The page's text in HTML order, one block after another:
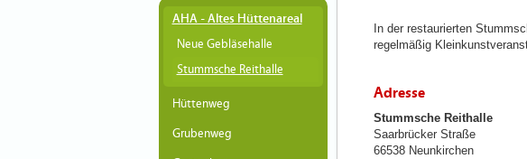
AHA - Altes Hüttenareal
Neue Gebläsehalle
Stummsche Reithalle
Hüttenweg
Grubenweg
In der restaurierten
regelmäßig
Adresse
Stummsche Reithalle
Saarbrücker Straße
66538 Neunkirchen